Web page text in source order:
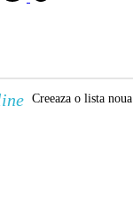
Creeaza o lista noua